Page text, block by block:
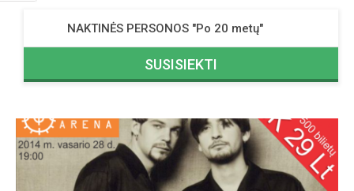
NAKTINĖS PERSONOS "Po 20 metų"
SUSISIEKTI